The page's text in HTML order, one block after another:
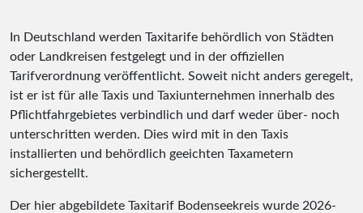
In Deutschland werden Taxitarife behördlich von Städten
oder Landkreisen festgelegt und in der offiziellen
Tarifverordnung veröffentlicht. Soweit nicht anders geregelt,
ist er ist für alle Taxis und Taxiunternehmen innerhalb des
Pflichtfahrgebietes verbindlich und darf weder über- noch
unterschritten werden. Dies wird mit in den Taxis
installierten und behördlich geeichten Taxametern
sichergestellt.
Der hier abgebildete Taxitarif Bodenseekreis wurde 2026-